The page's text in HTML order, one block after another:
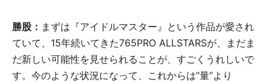
勝股： まずは『アイドルマスター』という作品が愛され
ていて、15年続いてきた765PRO ALLSTARSが、まだま
だ新しい可能性を見せられることが、すごくうれしいで
す。今のような状況になって、これからは”量”より